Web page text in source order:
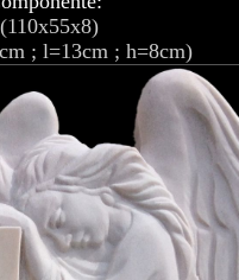
; l=13cm ; h=8cm)